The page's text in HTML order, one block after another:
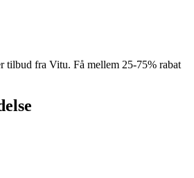
tilbud fra Vitu. Få mellem 25-75% rabat